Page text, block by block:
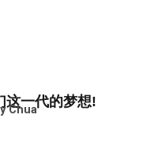
这一代的梦想!
Chua